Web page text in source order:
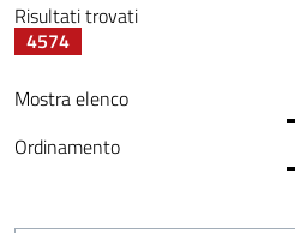
Risultati trovati
4574
Mostra elenco
Ordinamento